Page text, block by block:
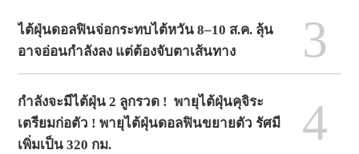
ไต้ฝุ่นดอลฟินจ่อกระทบไต้หวัน 8–10 ส.ค. ลุ้น
อาจอ่อนกำลังลง แต่ต้องจับตาเส้นทาง
3
กำลังจะมีไต้ฝุ่น 2 ลูกรวด ! พายุไต้ฝุ่นคุจิระ
เตรียมก่อตัว ! พายุไต้ฝุ่นดอลฟินขยายตัว รัศมี
เพิ่มเป็น 320 กม.
4